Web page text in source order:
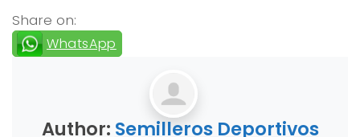
Share on:
WhatsApp
Author: Semilleros Deportivos